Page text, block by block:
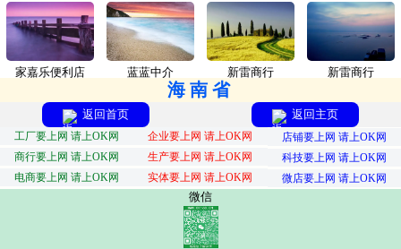
家嘉乐便利店 蓝蓝中介 新雷商行 新雷商行
海南省
返回首页 返回主页
工厂要上网 请上OK网 企业要上网 请上OK网
店铺要上网 请上OK网
商行要上网 请上OK网
生产要上网 请上OK网
科技要上网 请上OK网
电商要上网 请上OK网
实体要上网 请上OK网 微店要上网 请上OK网
微信